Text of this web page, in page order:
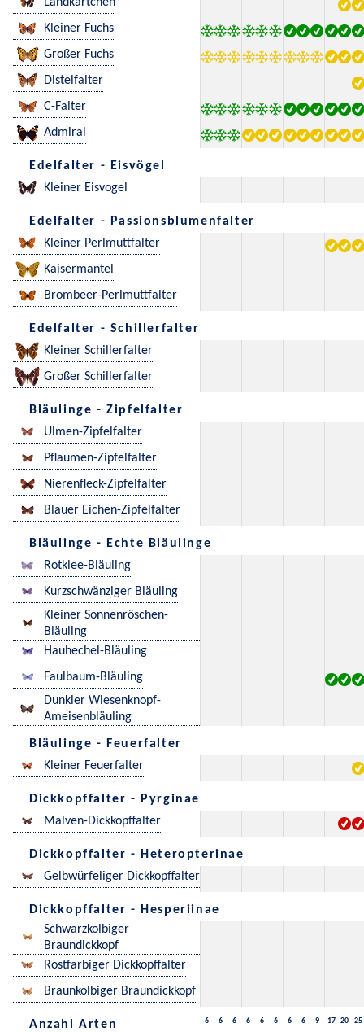
Kleiner Fuchs
Großer Fuchs
Distelfalter
C-Falter
Admiral
Edelfalter - Eisvögel
Kleiner Eisvogel
Edelfalter - Passionsblumenfalter
Kleiner Perlmuttfalter
Kaisermantel
Brombeer-Perlmuttfalter
Edelfalter - Schillerfalter
Kleiner Schillerfalter
Großer Schillerfalter
Bläulinge - Zipfelfalter
Ulmen-Zipfelfalter
Pflaumen-Zipfelfalter
Nierenfleck-Zipfelfalter
Blauer Eichen-Zipfelfalter
Bläulinge - Echte Bläulinge
Rotklee-Bläuling
Kurzschwänziger Bläuling
Kleiner Sonnenröschen-
Bläuling
Hauhechel-Bläuling
Faulbaum-Bläuling
Dunkler Wiesenknopf-
Ameisenbläuling
Bläulinge - Feuerfalter
Kleiner Feuerfalter
Dickkopffalter - Pyrginae
Malven-Dickkopffalter
Dickkopffalter - Heteropterinae
Gelbwürfeliger Dickkopffalter
Dickkopffalter - Hesperiinae
Schwarzkolbiger
Braundickkopf
Rostfarbiger Dickkopffalter
Braunkolbiger Braundickkopf
Anzahl Arten 6 6 6 6 6 6 6 6 9 17 20 25